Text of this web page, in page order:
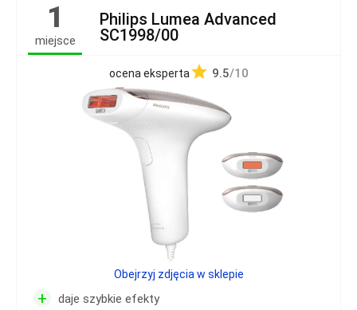
1
miejsce
Philips Lumea Advanced
SC1998/00
ocena eksperta 9.5/10
+ daje szybkie efekty
Obejrzyj zdjęcia w sklepie